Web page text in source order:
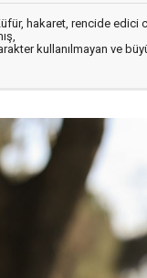
hakaret, rencide edici
kullanılmayan ve